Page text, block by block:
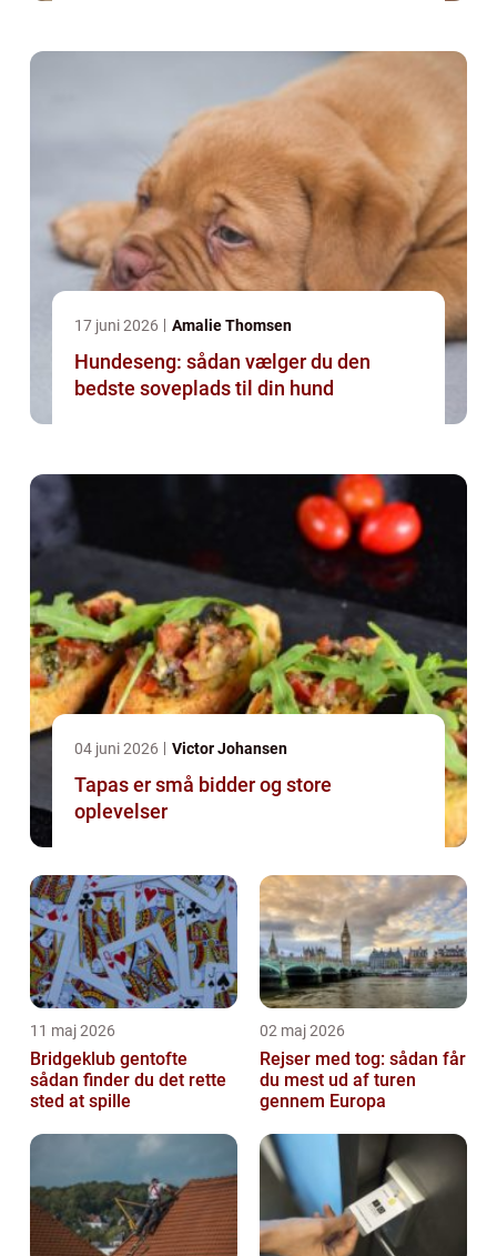
17 juni 2026 Amalie Thomsen
Hundeseng: sådan vælger du den
bedste soveplads til din hund
04 juni 2026 Victor Johansen
Tapas er små bidder og store
oplevelser
11 maj 2026
Bridgeklub gentofte
sådan finder du det rette
sted at spille
02 maj 2026
Rejser med tog: sådan får
du mest ud af turen
gennem Europa